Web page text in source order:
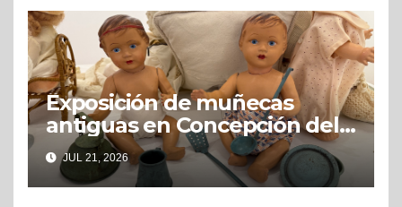
Exposición de muñecas
antiguas en Concepción del
Uruguay
JUL 21, 2026